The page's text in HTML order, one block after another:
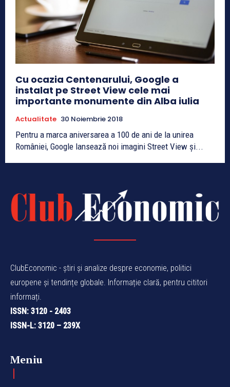
Cu ocazia Centenarului, Google a
instalat pe Street View cele mai
importante monumente din Alba iulia
Actualitate 30 Noiembrie 2018
Pentru a marca aniversarea a 100 de ani de la unirea
României, Google lansează noi imagini Street View și...
ClubEconomic - știri și analize despre economie, politici
europene și tendințe globale. Informație clară, pentru cititori
informați.
ISSN: 3120 - 2403
ISSN-L: 3120 – 239X
Meniu